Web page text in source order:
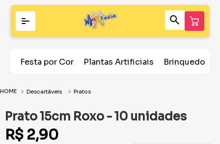
Festa por Cor Plantas Artificiais Brinquedos
Descartáveis Pratos
Prato 15cm Roxo - 10 unidades
R$ 2,90